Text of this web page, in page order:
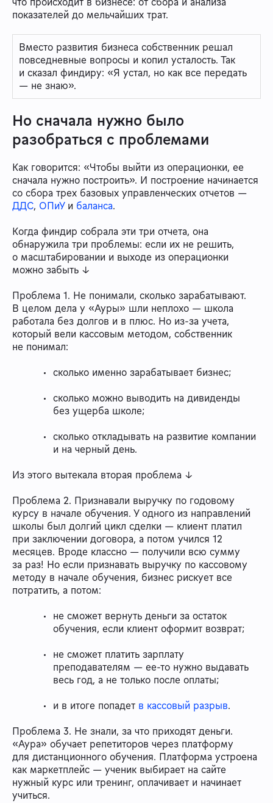
показателей до мельчайших трат.
Вместо развития бизнеса собственник решал
повседневные вопросы и копил усталость. Так
и сказал финдиру: «Я устал, но как все передать
— не знаю».
Но сначала нужно было
разобраться с проблемами
Как говорится: «Чтобы выйти из операционки, ее
сначала нужно построить». И построение начинается
со сбора трех базовых управленческих отчетов —
ДДС, ОПиУи баланса.
Когда финдир собрала эти три отчета, она
обнаружила три проблемы: если их не решить,
о масштабировании и выходе из операционки
можно забыть ↓
Проблема 1. Не понимали, сколько зарабатывают.
В целом дела у «Ауры» шли неплохо — школа
работала без долгов и в плюс. Но из-за учета,
который вели кассовым методом, собственник
не понимал:
сколько именно зарабатывает бизнес;
сколько можно выводить на дивиденды
без ущерба школе;
сколько откладывать на развитие компании
и на черный день.
Из этого вытекала вторая проблема ↓
Проблема 2. Признавали выручку по годовому
курсу в начале обучения. У одного из направлений
школы был долгий цикл сделки — клиент платил
при заключении договора, а потом учился 12
месяцев. Вроде классно — получили всю сумму
за раз! Но если признавать выручку по кассовому
методу в начале обучения, бизнес рискует все
потратить, а потом:
не сможет вернуть деньги за остаток
обучения, если клиент оформит возврат;
не сможет платить зарплату
преподавателям — ее-то нужно выдавать
весь год, а не только после оплаты;
и в итоге попадет в кассовый разрыв.
Проблема 3. Не знали, за что приходят деньги.
«Аура» обучает репетиторов через платформу
для дистанционного обучения. Платформа устроена
как маркетплейс — ученик выбирает на сайте
нужный курс или тренинг, оплачивает и начинает
учиться.